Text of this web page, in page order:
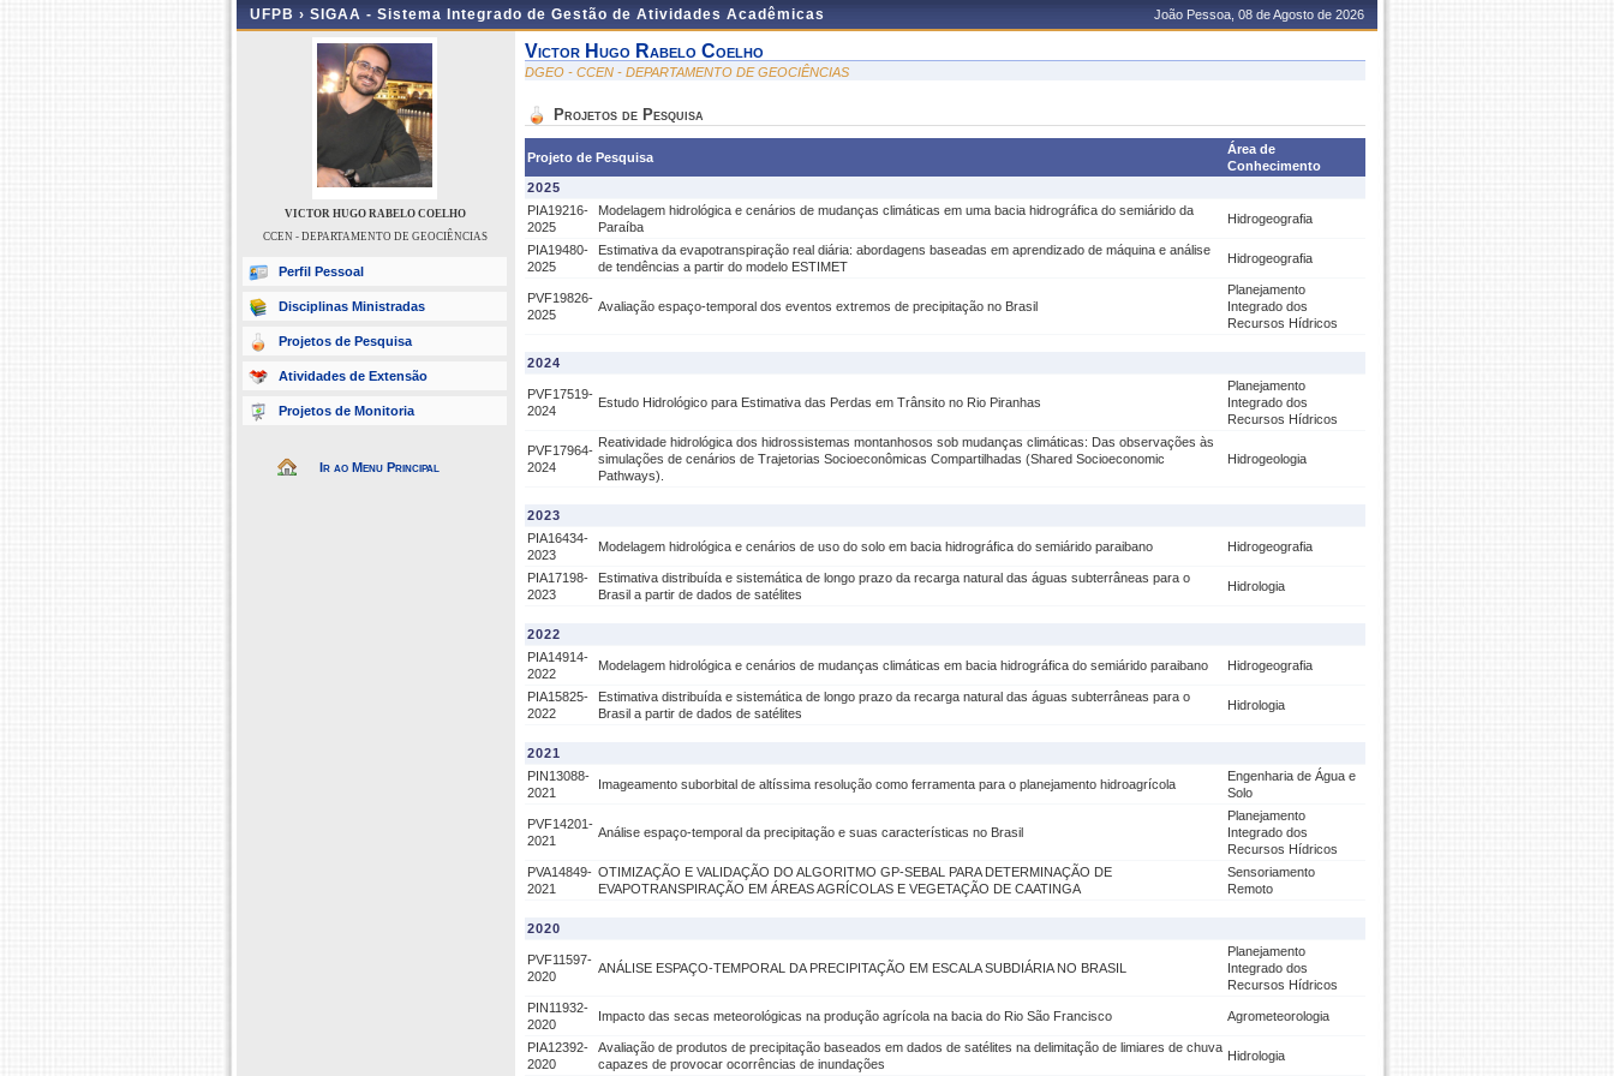
UFPB › SIGAA - Sistema Integrado de Gestão de Atividades Acadêmicas João Pessoa, 08 de Agosto de 2026
VICTOR HUGO RABELO COELHO
CCEN - DEPARTAMENTO DE GEOCIÊNCIAS
Perfil Pessoal
Disciplinas Ministradas
Projetos de Pesquisa
Atividades de Extensão
Projetos de Monitoria
Ir ao Menu Principal
Victor Hugo Rabelo Coelho
DGEO - CCEN - DEPARTAMENTO DE GEOCIÊNCIAS
Projetos de Pesquisa
Projeto de Pesquisa
Área de
Conhecimento
2025
PIA19216-
2025
Modelagem hidrológica e cenários de mudanças climáticas em uma bacia hidrográfica do semiárido da
Paraíba
Hidrogeografia
PIA19480-
2025
Estimativa da evapotranspiração real diária: abordagens baseadas em aprendizado de máquina e análise
de tendências a partir do modelo ESTIMET
Hidrogeografia
PVF19826-
2025
Avaliação espaço-temporal dos eventos extremos de precipitação no Brasil
Planejamento
Integrado dos
Recursos Hídricos
2024
PVF17519-
2024
Estudo Hidrológico para Estimativa das Perdas em Trânsito no Rio Piranhas
Planejamento
Integrado dos
Recursos Hídricos
PVF17964-
2024
Reatividade hidrológica dos hidrossistemas montanhosos sob mudanças climáticas: Das observações às
simulações de cenários de Trajetorias Socioeconômicas Compartilhadas (Shared Socioeconomic
Pathways).
Hidrogeologia
2023
PIA16434-
2023
Modelagem hidrológica e cenários de uso do solo em bacia hidrográfica do semiárido paraibano Hidrogeografia
PIA17198-
2023
Estimativa distribuída e sistemática de longo prazo da recarga natural das águas subterrâneas para o
Brasil a partir de dados de satélites
Hidrologia
2022
PIA14914-
2022
Modelagem hidrológica e cenários de mudanças climáticas em bacia hidrográfica do semiárido paraibano Hidrogeografia
PIA15825-
2022
Estimativa distribuída e sistemática de longo prazo da recarga natural das águas subterrâneas para o
Brasil a partir de dados de satélites
Hidrologia
2021
PIN13088-
2021
Imageamento suborbital de altíssima resolução como ferramenta para o planejamento hidroagrícola
Engenharia de Água e
Solo
PVF14201-
2021
Análise espaço-temporal da precipitação e suas características no Brasil
Planejamento
Integrado dos
Recursos Hídricos
PVA14849-
2021
OTIMIZAÇÃO E VALIDAÇÃO DO ALGORITMO GP-SEBAL PARA DETERMINAÇÃO DE
EVAPOTRANSPIRAÇÃO EM ÁREAS AGRÍCOLAS E VEGETAÇÃO DE CAATINGA
Sensoriamento
Remoto
2020
PVF11597-
2020
ANÁLISE ESPAÇO-TEMPORAL DA PRECIPITAÇÃO EM ESCALA SUBDIÁRIA NO BRASIL
Planejamento
Integrado dos
Recursos Hídricos
PIN11932-
2020
Impacto das secas meteorológicas na produção agrícola na bacia do Rio São Francisco Agrometeorologia
PIA12392-
2020
Avaliação de produtos de precipitação baseados em dados de satélites na delimitação de limiares de chuva
capazes de provocar ocorrências de inundações
Hidrologia